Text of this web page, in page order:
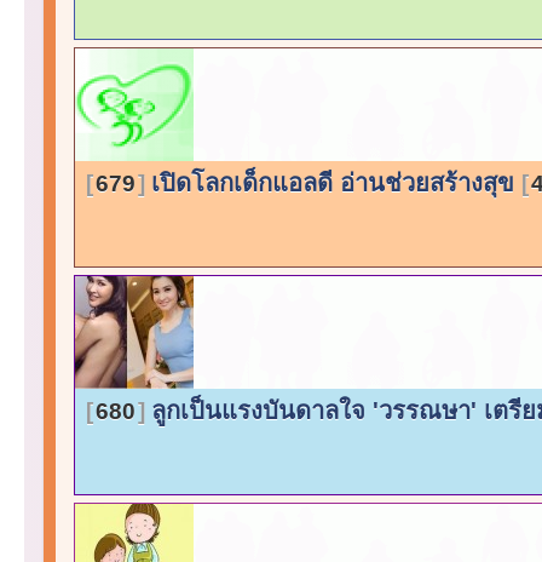
679 เปิดโลกเด็กแอลดี อ่านช่วยสร้างสุข
680 ลูกเป็นแรงบันดาลใจ 'วรรณษา' เตรี